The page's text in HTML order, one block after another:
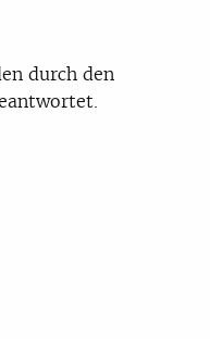
durch den